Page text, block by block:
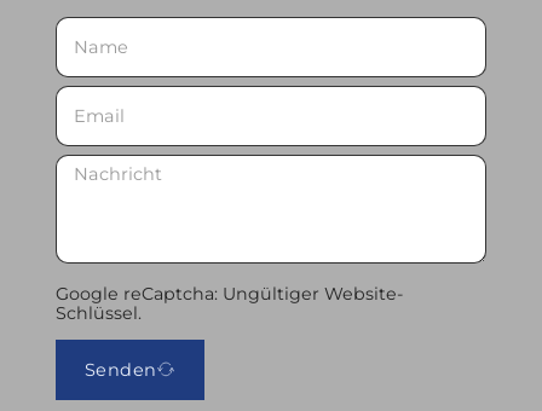
Google reCaptcha: Ungültiger Website-
Schlüssel.
Senden